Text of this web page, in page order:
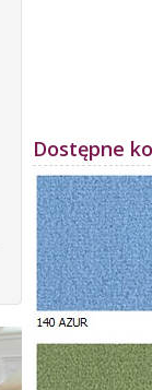
Dostępne